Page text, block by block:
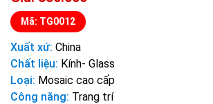
Mã: TG0012
Xuất xứ: China
Chất liệu: Kính- Glass
Loại: Mosaic cao cấp
Công năng: Trang trí